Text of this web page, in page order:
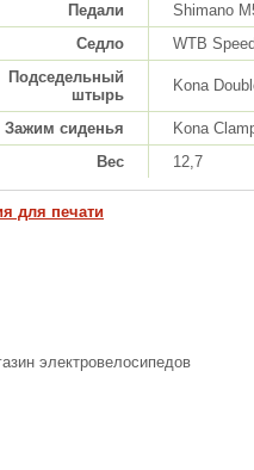
Педали
Shimano
Седло
WTB
Подседельный
штырь
Kona
Зажим сиденья
Kona
Вес
12,7
для печати
электровелосипедов